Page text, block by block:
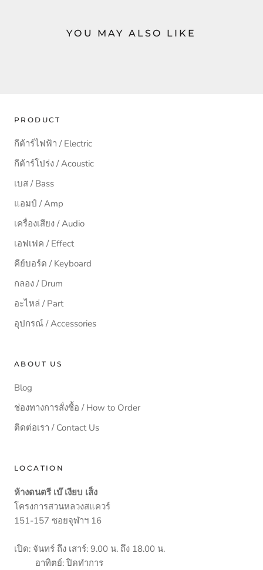
YOU MAY ALSO LIKE
PRODUCT
กีต้าร์ไฟฟ้า / Electric
กีต้าร์โปร่ง / Acoustic
เบส / Bass
แอมป์ / Amp
เครื่องเสียง / Audio
เอฟเฟค / Effect
คีย์บอร์ด / Keyboard
กลอง / Drum
อะไหล่ / Part
อุปกรณ์ / Accessories
ABOUT US
Blog
ช่องทางการสั่งซื้อ / How to Order
ติดต่อเรา / Contact Us
LOCATION
ห้างดนตรี เบ๊ เงียบ เส็ง
โครงการสวนหลวงสแควร์
151-157 ซอยจุฬาฯ 16
เปิด: จันทร์ ถึง เสาร์: 9.00 น. ถึง 18.00 น.
อาทิตย์: ปิดทำการ